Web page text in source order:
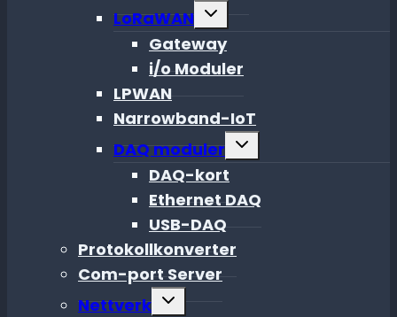
LoRaWAN
Toggle
Gateway
i/o Moduler
LPWAN
Narrowband-IoT
DAQ moduler
Toggle
DAQ-kort
Ethernet DAQ
USB-DAQ
Protokollkonverter
Com-port Server
Nettverk
Toggle